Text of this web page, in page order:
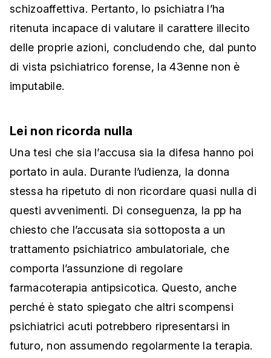
schizoaffettiva. Pertanto, lo psichiatra l’ha
ritenuta incapace di valutare il carattere illecito
delle proprie azioni, concludendo che, dal punto
di vista psichiatrico forense, la 43enne non è
imputabile.
Lei non ricorda nulla
Una tesi che sia l’accusa sia la difesa hanno poi
portato in aula. Durante l’udienza, la donna
stessa ha ripetuto di non ricordare quasi nulla di
questi avvenimenti. Di conseguenza, la pp ha
chiesto che l’accusata sia sottoposta a un
trattamento psichiatrico ambulatoriale, che
comporta l’assunzione di regolare
farmacoterapia antipsicotica. Questo, anche
perché è stato spiegato che altri scompensi
psichiatrici acuti potrebbero ripresentarsi in
futuro, non assumendo regolarmente la terapia.